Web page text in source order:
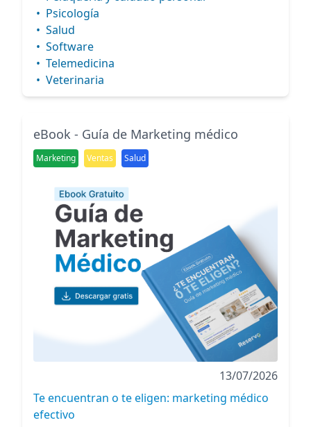
• Psicología
• Salud
• Software
• Telemedicina
• Veterinaria
eBook - Guía de Marketing médico
Marketing Ventas Salud
13/07/2026
Te encuentran o te eligen: marketing médico
efectivo